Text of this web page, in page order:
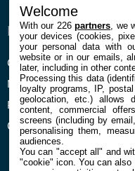
ENTREPRISE
Confidentialité et Cookies
Mentions légales et CGU
Préférences Cookies
Qui sommes nous
Welcome
With our 226partners , we
your devices (cookies,
your personal data with
website or in our emails,
later, including in other
Processing this data
loyalty programs, IP,
geolocation, etc.) allows
content, commercial
screens (including by
personalising them,
audiences.
You can "accept all" and
"cookie" icon. You can also